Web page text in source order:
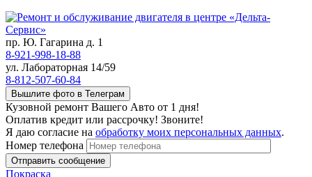
пр. Ю. Гагарина д. 1
8-921-998-18-88
ул. Лабораторная 14/59
8-812-507-60-84
Вышлите фото в Телеграм
Кузовной ремонт Вашего Авто от 1 дня!
Оплатив кредит или рассрочку! Звоните!
Я даю согласие на обработку моих персональных данных.
Номер телефона
Покраска